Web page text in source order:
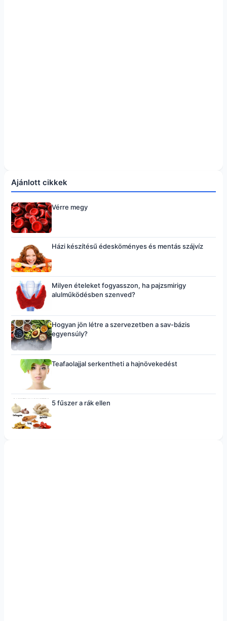
Ajánlott cikkek
Vérre megy
Házi készítésű édesköményes és mentás szájvíz
Milyen ételeket fogyasszon, ha pajzsmirigy
alulműködésben szenved?
Hogyan jön létre a szervezetben a sav-bázis
egyensúly?
Teafaolajjal serkentheti a hajnövekedést
5 fűszer a rák ellen